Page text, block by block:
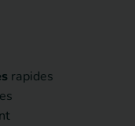
rapides